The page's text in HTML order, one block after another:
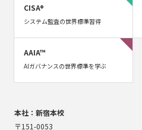
CISA®
システム監査の世界標準習得
AAIA™
AIガバナンスの世界標準を学ぶ
本社：新宿本校
〒151-0053